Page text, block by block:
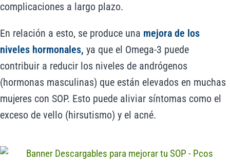
complicaciones a largo plazo.
En relación a esto, se produce una mejora de los
niveles hormonales, ya que el Omega-3 puede
contribuir a reducir los niveles de andrógenos
(hormonas masculinas) que están elevados en muchas
mujeres con SOP. Esto puede aliviar síntomas como el
exceso de vello (hirsutismo) y el acné.